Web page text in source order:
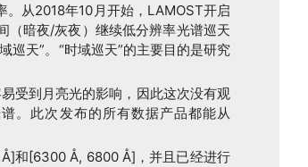
从2018年10月开始，LAMOST开启
（暗夜/灰夜）继续低分辨率光谱巡天
巡天”。“时域巡天”的主要目的是研究
受到月亮光的影响，因此这次没有观
。此次发布的所有数据产品都能从
和[6300 Å, 6800 Å]，并且已经进行